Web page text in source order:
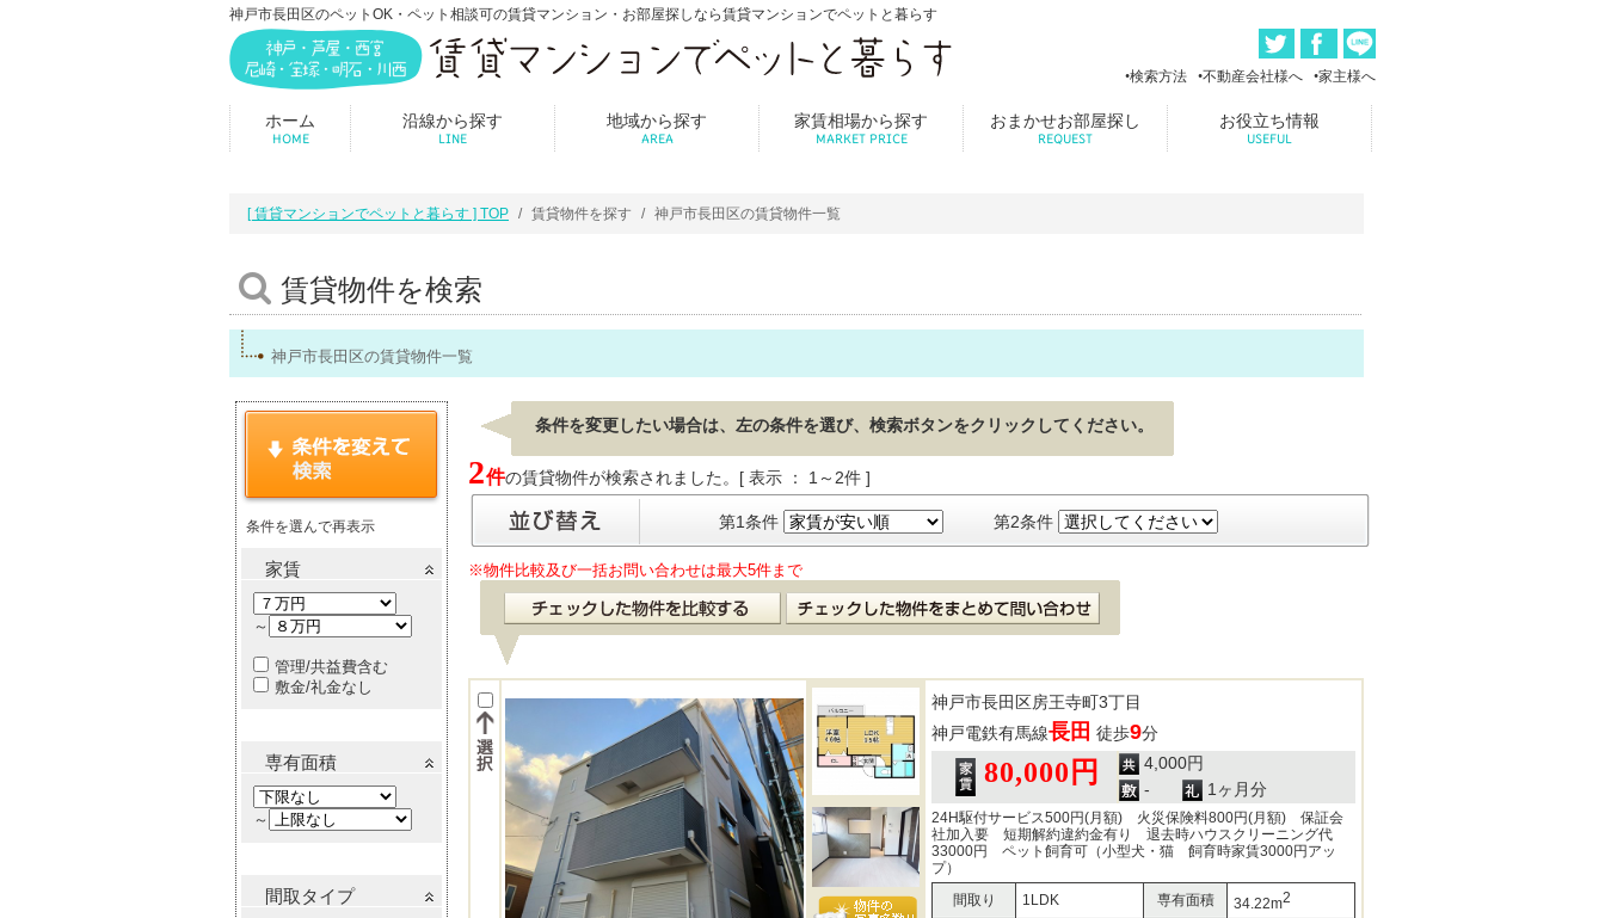
神戸市長田区のペットOK・ペット相談可の賃貸マンション・お部屋探しなら賃貸マンションでペットと暮らす
検索方法 不動産会社様へ 家主様へ
ホーム
HOME
沿線から探す
LINE
地域から探す
AREA
家賃相場から探す
MARKET PRICE
おまかせお部屋探し
REQUEST
お役立ち情報
USEFUL
[ 賃貸マンションでペットと暮らす ] TOP 賃貸物件を探す 神戸市長田区の賃貸物件一覧
賃貸物件を検索
神戸市長田区の賃貸物件一覧
条件を選んで再表示
家賃
～
管理/共益費含む
敷金/礼金なし
専有面積
～
間取タイプ
条件を変更したい場合は、左の条件を選び、検索ボタンをクリックしてください。
2件の賃貸物件が検索されました。[ 表示 ： 1～2件 ]
第1条件 第2条件
※物件比較及び一括お問い合わせは最大5件まで
神戸市長田区房王寺町3丁目
神戸電鉄有馬線長田 徒歩9分
80,000円
4,000円
-
1ヶ月分
24H駆付サービス500円(月額) 火災保険料800円(月額) 保証会
社加入要 短期解約違約金有り 退去時ハウスクリーニング代
33000円 ペット飼育可（小型犬・猫 飼育時家賃3000円アッ
プ）
間取り
1LDK 専有面積 34.22m2